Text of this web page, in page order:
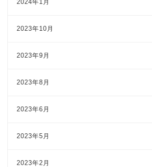
2024年1月
2023年10月
2023年9月
2023年8月
2023年6月
2023年5月
2023年2月